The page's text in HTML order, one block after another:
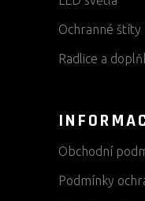
Ochranné štíty
Radlice a
Obchodní
Podmínky